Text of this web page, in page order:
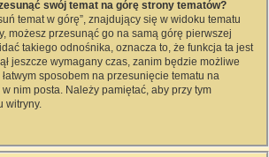
swój temat na górę strony tematów?
temat w górę”, znajdujący się w widoku tematu
możesz przesunąć go na samą górę pierwszej
takiego odnośnika, oznacza to, że funkcja ta jest
jeszcze wymagany czas, zanim będzie możliwe
sposobem na przesunięcie tematu na
nim posta. Należy pamiętać, aby przy tym
witryny.